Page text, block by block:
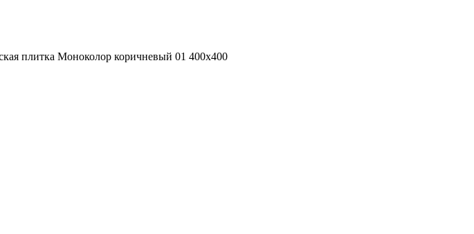
плитка Моноколор коричневый 01 400х400